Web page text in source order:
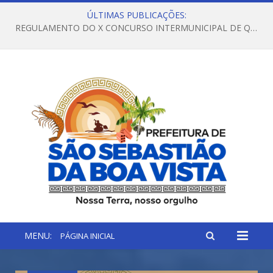
ÚLTIMAS PUBLICAÇÕES:
REGULAMENTO DO X CONCURSO INTERMUNICIPAL DE QUADRILHAS JUNINAS – 2026 – ARRAIÁ DA VENEZA
MENU: PÁGINA INICIAL